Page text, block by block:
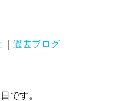
過去ブログ
です。